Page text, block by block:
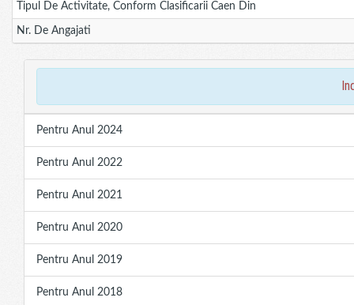
Tipul De Activitate, Conform Clasificarii Caen Din
Nr. De Angajati
Pentru Anul 2024
Pentru Anul 2022
Pentru Anul 2021
Pentru Anul 2020
Pentru Anul 2019
Pentru Anul 2018